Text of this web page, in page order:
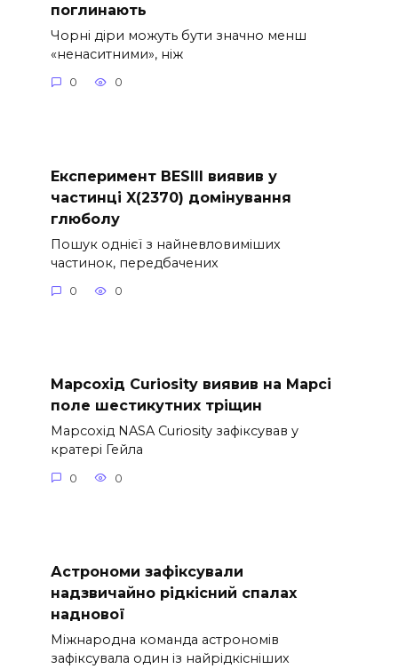
поглинають
Чорні діри можуть бути значно менш
«ненаситними», ніж
0 0
Експеримент BESIII виявив у
частинці X(2370) домінування
глюболу
Пошук однієї з найневловиміших
частинок, передбачених
0 0
Марсохід Curiosity виявив на Марсі
поле шестикутних тріщин
Марсохід NASA Curiosity зафіксував у
кратері Гейла
0 0
Астрономи зафіксували
надзвичайно рідкісний спалах
наднової
Міжнародна команда астрономів
зафіксувала один із найрідкісніших